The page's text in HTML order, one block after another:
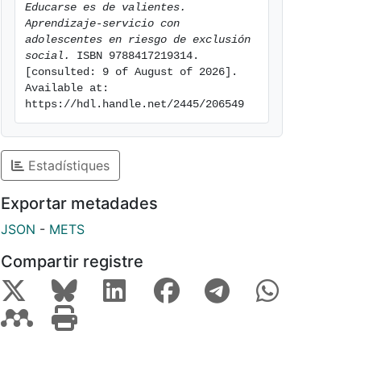
Educarse es de valientes.
Aprendizaje-servicio con
adolescentes en riesgo de exclusión
social.
ISBN 9788417219314.
[consulted: 9 of August of 2026].
Available at:
https://hdl.handle.net/2445/206549
Estadístiques
Exportar metadades
JSON - METS
Compartir registre